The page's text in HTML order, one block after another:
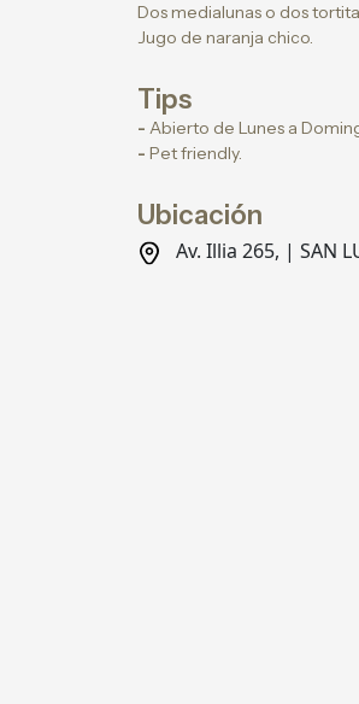
Dos medialunas o dos
Jugo de naranja chico.
Tips
- Abierto de Lunes a
- Pet friendly.
Ubicación
Av. Illia 265, | SAN